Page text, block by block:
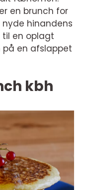
en brunch for
hinandens
til en oplagt
en afslappet
kbh